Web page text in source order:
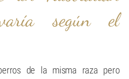
varía según el
de la misma raza pero